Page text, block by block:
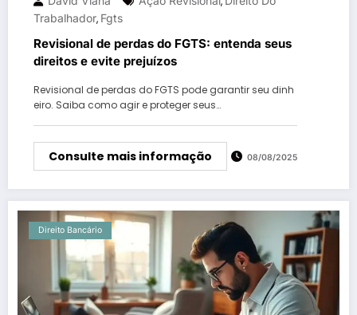
Trabalhador, Fgts
Revisional de perdas do FGTS: entenda seus
direitos e evite prejuízos
Revisional de perdas do FGTS pode garantir seu dinh
eiro. Saiba como agir e proteger seus…
Consulte mais informação 08/08/2025
Direito Bancário